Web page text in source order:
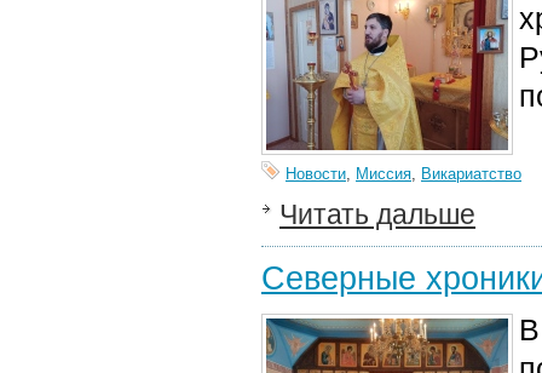
Новости, Миссия, Викариатство
Читать дальше
Северные